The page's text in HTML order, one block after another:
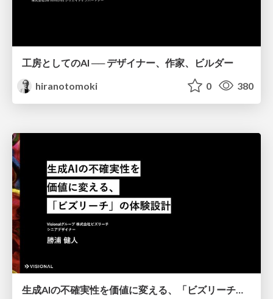
工房としてのAI ── デザイナー、作家、ビルダー
hiranotomoki
0 380
生成AIの不確実性を価値に変える、「ビズリーチ」の体験設計 / KNOTS2026